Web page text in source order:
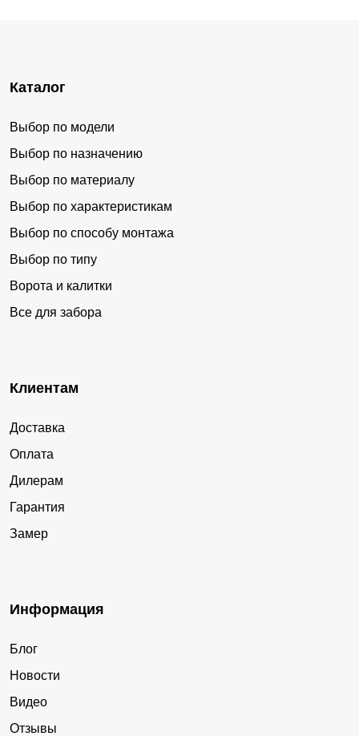
Каталог
Выбор по модели
Выбор по назначению
Выбор по материалу
Выбор по характеристикам
Выбор по способу монтажа
Выбор по типу
Ворота и калитки
Все для забора
Клиентам
Доставка
Оплата
Дилерам
Гарантия
Замер
Информация
Блог
Новости
Видео
Отзывы